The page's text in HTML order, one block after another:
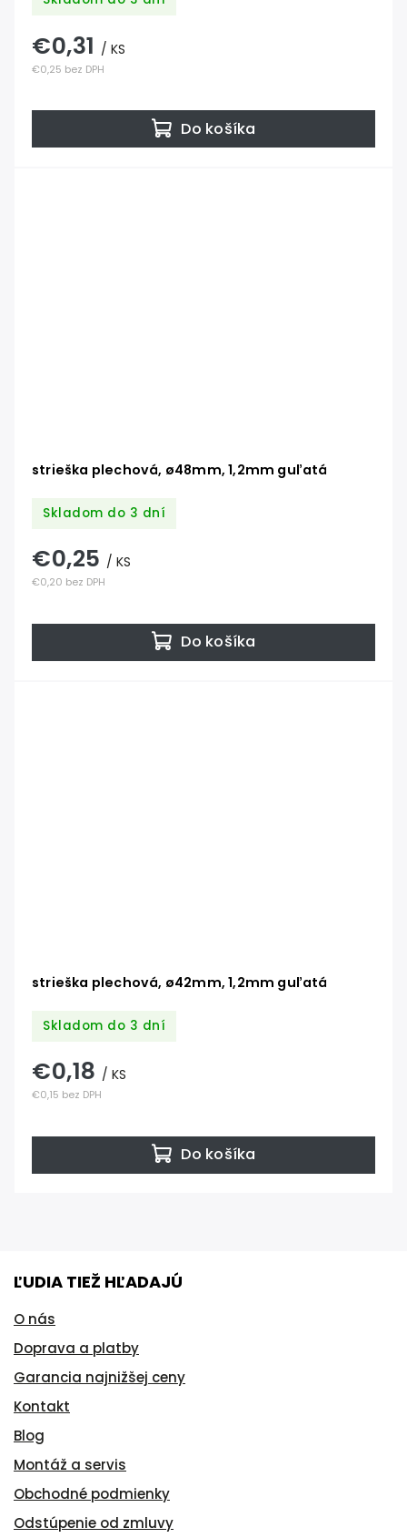
€0,25 bez DPH
€0,31 / KS
Do košíka
strieška plechová, ø48mm, 1,2mm guľatá
Skladom do 3 dní
€0,20 bez DPH
€0,25 / KS
Do košíka
strieška plechová, ø42mm, 1,2mm guľatá
Skladom do 3 dní
€0,15 bez DPH
€0,18 / KS
Do košíka
ĽUDIA TIEŽ HĽADAJÚ
O nás
Doprava a platby
Garancia najnižšej ceny
Kontakt
Blog
Montáž a servis
Obchodné podmienky
Odstúpenie od zmluvy